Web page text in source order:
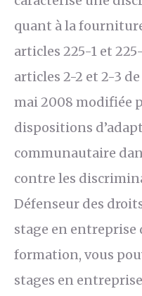
quant à la
articles 225-1 et
articles 2-2 et 2-3
mai 2008 modifiée
dispositions
communautaire
contre les
Défenseur des
stage en entreprise
formation, vous
stages en